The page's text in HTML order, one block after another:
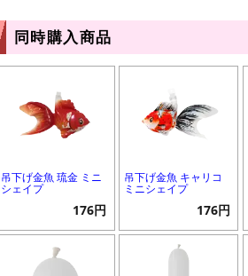
同時購入商品
吊下げ金魚 琉金 ミニ
シェイプ
176円
吊下げ金魚 キャリコ
ミニシェイプ
176円